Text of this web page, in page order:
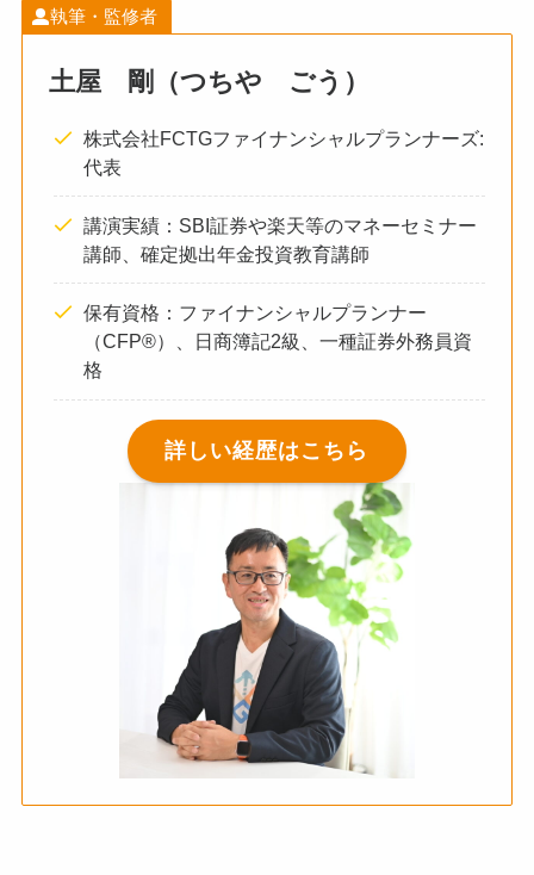
執筆・監修者
土屋 剛（つちや ごう）
株式会社FCTGファイナンシャルプランナーズ:
代表
講演実績：SBI証券や楽天等のマネーセミナー
講師、確定拠出年金投資教育講師
保有資格：ファイナンシャルプランナー
（CFP®）、日商簿記2級、一種証券外務員資
格
詳しい経歴はこちら